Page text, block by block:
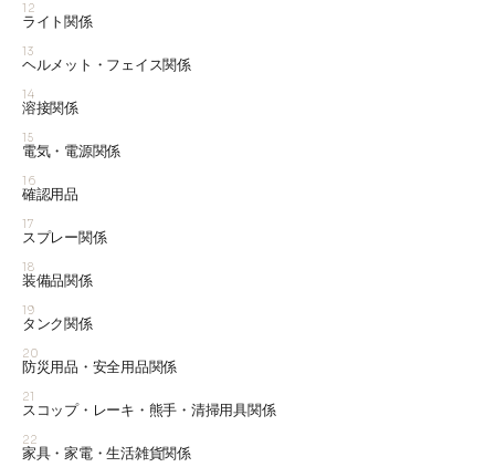
12
ライト関係
13
ヘルメット・フェイス関係
14
溶接関係
15
電気・電源関係
16
確認用品
17
スプレー関係
18
装備品関係
19
タンク関係
20
防災用品・安全用品関係
21
スコップ・レーキ・熊手・清掃用具関係
22
家具・家電・生活雑貨関係